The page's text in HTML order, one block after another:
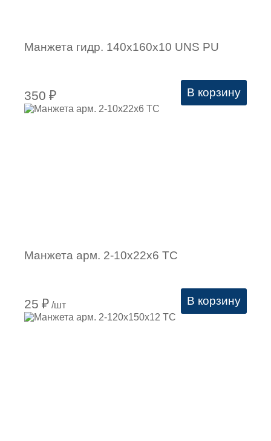
Манжета гидр. 140х160х10 UNS PU
350 ₽ В корзину
Манжета арм. 2-10х22х6 ТC
25 ₽ /шт В корзину